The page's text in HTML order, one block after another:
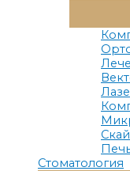
Стоматология